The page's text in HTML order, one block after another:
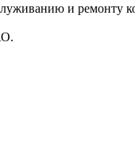
и ремонту